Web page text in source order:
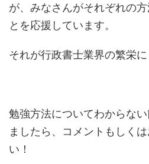
が、みなさんがそれぞれの
とを応援しています。
それが行政書士業界の繁栄に
勉強方法についてわからな
ましたら、コメントもしく
い！